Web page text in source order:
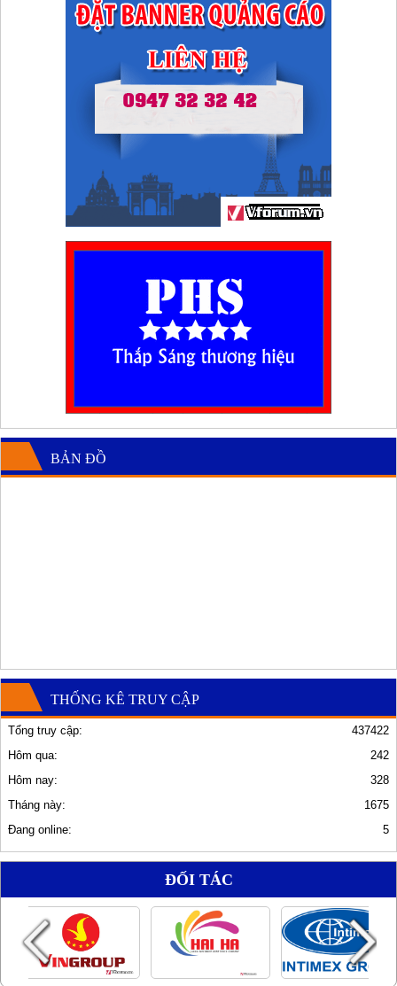
BẢN ĐỒ
THỐNG KÊ TRUY CẬP
437422
Tổng truy cập:
242
Hôm qua:
328
Hôm nay:
1675
Tháng này:
5
Đang online:
ĐỐI TÁC